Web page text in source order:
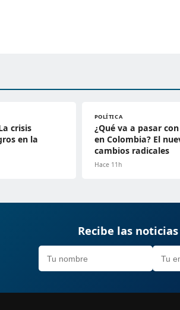
crisis
en la
POLÍTICA
¿Qué va a pasar
en Colombia? El
cambios radicales
Hace 11h
Recibe las